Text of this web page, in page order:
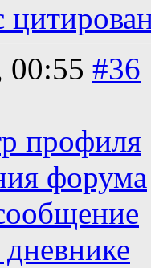
00:55 #36
профиля
форума